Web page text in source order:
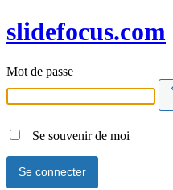
slidefocus.com
Mot de passe
Se souvenir de moi